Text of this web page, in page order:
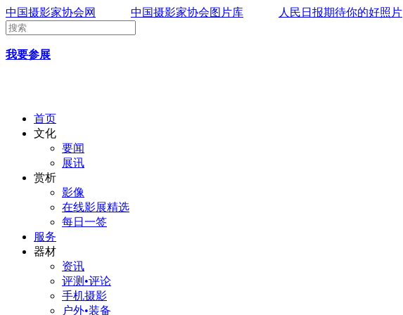
中国摄影家协会网 中国摄影家协会图片库 人民日报期待你的好照片
我要参展
首页
文化
要闻
展讯
赏析
影像
在线影展精选
每日一签
服务
器材
资讯
评测•评论
手机摄影
户外•装备